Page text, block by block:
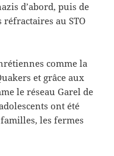
d’abord, puis de
au STO
comme la
et grâce aux
le réseau Garel de
ont été
les fermes